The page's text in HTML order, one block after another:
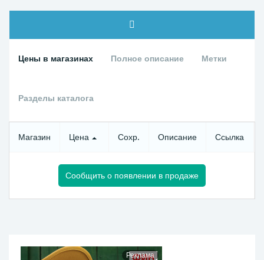
Цены в магазинах Полное описание Метки
Разделы каталога
Магазин Цена Сохр. Описание Ссылка
Сообщить о появлении в продаже
Реклама